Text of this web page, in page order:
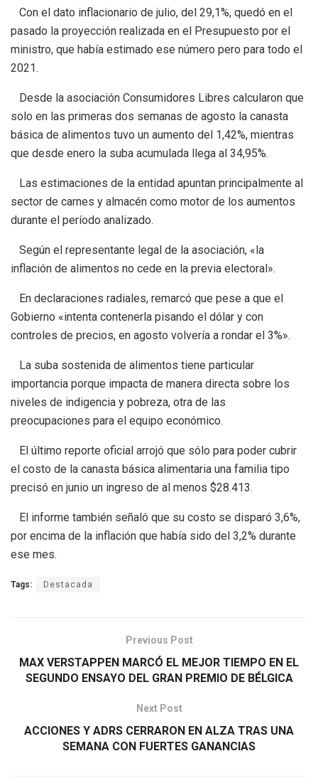
Con el dato inflacionario de julio, del 29,1%, quedó en el
pasado la proyección realizada en el Presupuesto por el
ministro, que había estimado ese número pero para todo el
2021.
Desde la asociación Consumidores Libres calcularon que
solo en las primeras dos semanas de agosto la canasta
básica de alimentos tuvo un aumento del 1,42%, mientras
que desde enero la suba acumulada llega al 34,95%.
Las estimaciones de la entidad apuntan principalmente al
sector de carnes y almacén como motor de los aumentos
durante el período analizado.
Según el representante legal de la asociación, «la
inflación de alimentos no cede en la previa electoral».
En declaraciones radiales, remarcó que pese a que el
Gobierno «intenta contenerla pisando el dólar y con
controles de precios, en agosto volvería a rondar el 3%».
La suba sostenida de alimentos tiene particular
importancia porque impacta de manera directa sobre los
niveles de indigencia y pobreza, otra de las
preocupaciones para el equipo económico.
El último reporte oficial arrojó que sólo para poder cubrir
el costo de la canasta básica alimentaria una familia tipo
precisó en junio un ingreso de al menos $28.413.
El informe también señaló que su costo se disparó 3,6%,
por encima de la inflación que había sido del 3,2% durante
ese mes.
Tags: Destacada
Previous Post
MAX VERSTAPPEN MARCÓ EL MEJOR TIEMPO EN EL
SEGUNDO ENSAYO DEL GRAN PREMIO DE BÉLGICA
Next Post
ACCIONES Y ADRS CERRARON EN ALZA TRAS UNA
SEMANA CON FUERTES GANANCIAS